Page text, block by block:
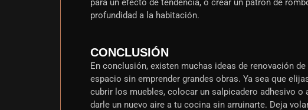
para un efecto de tendencia, o crear un patrón de
profundidad a la habitación.
CONCLUSIÓN
En conclusión, existen muchas ideas de renovación
espacio sin emprender grandes obras. Ya sea que
cubrir los muebles, colocar un salpicadero adhesivo
darle un nuevo aire a tu cocina sin arruinarte. Deja